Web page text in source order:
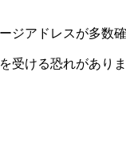
ジアドレスが多数確
受ける恐れがありま